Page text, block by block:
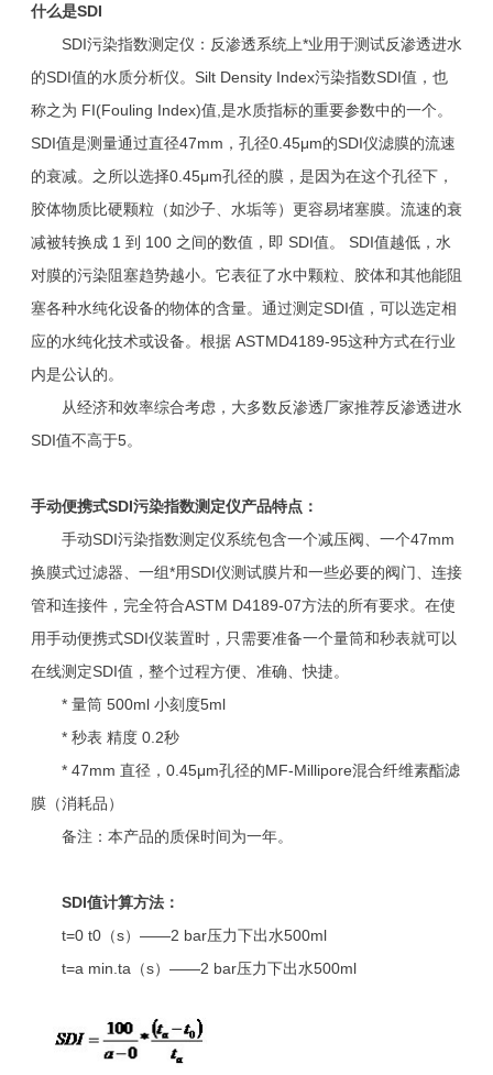
什么是SDI
SDI污染指数测定仪：反渗透系统上*业用于测试反渗透进水
的SDI值的水质分析仪。Silt Density Index污染指数SDI值，也
称之为 FI(Fouling Index)值,是水质指标的重要参数中的一个。
SDI值是测量通过直径47mm，孔径0.45μm的SDI仪滤膜的流速
的衰减。之所以选择0.45μm孔径的膜，是因为在这个孔径下，
胶体物质比硬颗粒（如沙子、水垢等）更容易堵塞膜。流速的衰
减被转换成 1 到 100 之间的数值，即 SDI值。 SDI值越低，水
对膜的污染阻塞趋势越小。它表征了水中颗粒、胶体和其他能阻
塞各种水纯化设备的物体的含量。通过测定SDI值，可以选定相
应的水纯化技术或设备。根据 ASTMD4189-95这种方式在行业
内是公认的。
从经济和效率综合考虑，大多数反渗透厂家推荐反渗透进水
SDI值不高于5。
手动便携式SDI污染指数测定仪产品特点：
手动SDI污染指数测定仪系统包含一个减压阀、一个47mm
换膜式过滤器、一组*用SDI仪测试膜片和一些必要的阀门、连接
管和连接件，完全符合ASTM D4189-07方法的所有要求。在使
用手动便携式SDI仪装置时，只需要准备一个量筒和秒表就可以
在线测定SDI值，整个过程方便、准确、快捷。
* 量筒 500ml 小刻度5ml
* 秒表 精度 0.2秒
* 47mm 直径，0.45μm孔径的MF-Millipore混合纤维素酯滤
膜（消耗品）
备注：本产品的质保时间为一年。
SDI值计算方法：
t=0 t0（s）——2 bar压力下出水500ml
t=a min.ta（s）——2 bar压力下出水500ml